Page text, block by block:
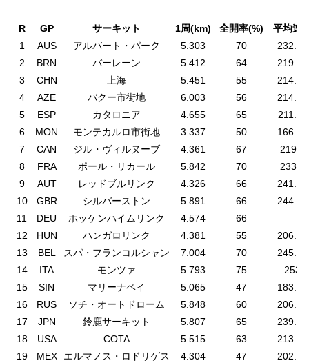
R GP サーキット 1周(km) 全開率(%)
平均速
1
AUS アルバート・パーク 5.303 70
232.28
2
BRN バーレーン 5.412 64
219.48
3
CHN 上海 5.451 55
214.04
4
AZE バクー市街地 6.003 56
214.83
5
ESP カタロニア 4.655 65
211.72
6
MON モンテカルロ市街地 3.337 50
166.43
7
CAN ジル・ヴィルヌーブ 4.361 67
219.7
8
FRA ポール・リカール 5.842 70
233.6
9
AUT レッドブルリンク 4.326 66
241.93
10
GBR シルバーストン 5.891 66
244.89
11
DEU ホッケンハイムリンク 4.574 66
–
12
HUN ハンガロリンク 4.381 55
206.77
13
BEL スパ・フランコルシャン 7.004 70
245.86
14
ITA モンツァ 5.793 75
253
15
SIN マリーナベイ 5.065 47
183.27
16
RUS ソチ・オートドローム 5.848 60
206.85
17
JPN 鈴鹿サーキット 5.807 65
239.41
18
USA COTA 5.515 63
213.15
19
MEX エルマノス・ロドリゲス 4.304 47 202.57